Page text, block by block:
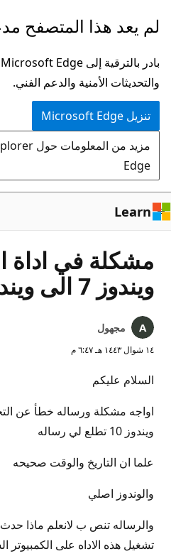
تخطي
إلى
المحتوى
الرئيسي
لم يعد هذا المتصفح
والتحديثات الأمنية والدعم الفني.
تنزيل Microsoft Edge
Edge
Learn
مشكلة في اداة
ويندوز 7 الى ويندوز 10
مجهول
١٤ شوال ١٤٤٣ هـ ٦:٤٧ م
السلام عليكم
ويندوز 10 تطلع لي رساله
علما ان التاريخ والوقت صحيحه
والوندوز اصلي
والرساله تنص ب لانعلم ماذا
تشغيل هذه الاداه على